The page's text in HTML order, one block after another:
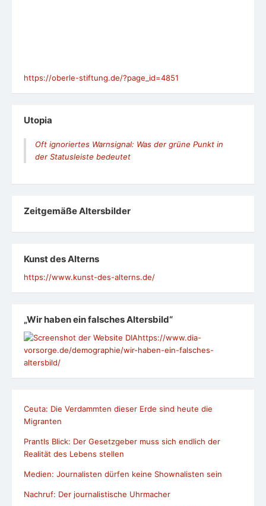
https://oberle-stiftung.de/?page_id=4851
Utopia
Oft ignoriertes Warnsignal: Was der grüne Punkt in
der Statusleiste bedeutet
Zeit­ge­mäße Alters­bil­der
Kunst des Alterns
https://www.kunst-des-alterns.de/
„Wir haben ein falsches Altersbild“
https://www.dia-
vorsorge.de/demographie/wir-haben-ein-falsches-
altersbild/
Ceuta: Die Verdammten dieser Erde sind heute die
Migranten
Prantls Blick: Der Gesetzgeber muss sich endlich der
Realität des Lebens stellen
Medien: Journalisten dürfen keine Shownalisten sein
Nachruf: Der journalistische Uhrmacher